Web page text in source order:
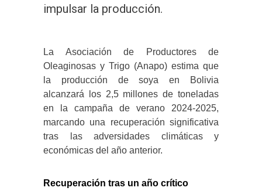
impulsar la producción.
La Asociación de Productores de
Oleaginosas y Trigo (Anapo) estima que
la producción de soya en Bolivia
alcanzará los 2,5 millones de toneladas
en la campaña de verano 2024-2025,
marcando una recuperación significativa
tras las adversidades climáticas y
económicas del año anterior.
Recuperación tras un año crítico